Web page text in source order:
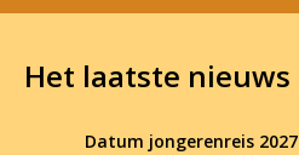
Het laatste nieuws
Datum jongerenreis 2027